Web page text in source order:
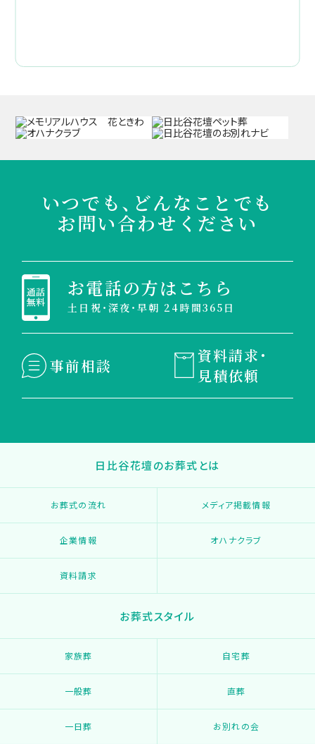
いつでも、どんなことでも
お問い合わせください
お電話の方はこちら
土日祝・深夜・早朝 24時間365日
事前相談
資料請求・
見積依頼
日比谷花壇のお葬式とは
お葬式の流れ メディア掲載情報
企業情報 オハナクラブ
資料請求
お葬式スタイル
家族葬 自宅葬
一般葬 直葬
一日葬 お別れの会